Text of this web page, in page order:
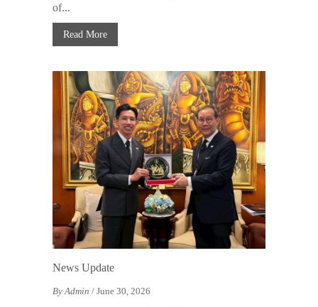
of...
Read More
News Update
By Admin / June 30, 2026